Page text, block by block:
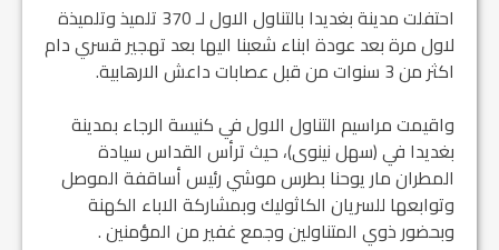
احتفلت مدينة بغديدا بالتناول الاول لـ 370 تلميذ وتلميذة
لاول مرة بعد عودة ابناء شعبنا اليها بعد تهجير قسري دام
اكثر من 3 سنوات من قبل عصابات داعش الارهابية.
واقيمت مراسيم التناول الاول في كنيسة الرجاء بمدينة
بغديدا في (سهل نينوى)، حيث ترأس القداس سيادة
المطران مار يوحنا بطرس موشي رئيس أساقفة الموصل
وتوابعها للسريان الكاثوليك وبمشاركة الاباء الكهنة
وبحضور ذوي المتناولين وجمع غفير من المؤمنين .